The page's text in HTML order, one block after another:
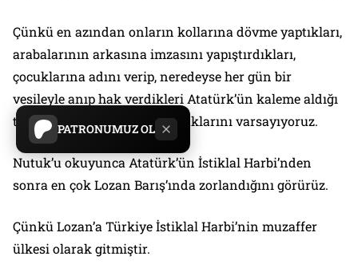
PATRONUMUZ OL
Çünkü en azından onların kollarına dövme yaptıkları,
arabalarının arkasına imzasını yapıştırdıkları,
çocuklarına adını verip, neredeyse her gün bir
vesileyle anıp hak verdikleri Atatürk’ün kaleme aldığı
tek kitap olan Nutuk’u okuduklarını varsayıyoruz.
Nutuk’u okuyunca Atatürk’ün İstiklal Harbi’nden
sonra en çok Lozan Barış’ında zorlandığını görürüz.
Çünkü Lozan’a Türkiye İstiklal Harbi’nin muzaffer
ülkesi olarak gitmiştir.